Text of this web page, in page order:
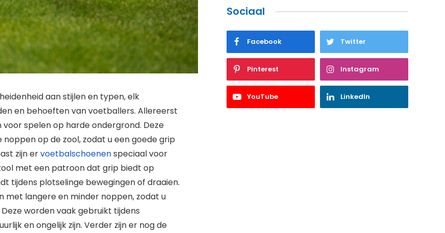
aan stijlen en typen, elk
en behoeften van voetballers. Allereerst
spelen op harde ondergrond. Deze
op de zool, zodat u een goede grip
zijn ervoetbalschoenenspeciaal voor
met een patroon dat grip biedt op
tijdens plotselinge bewegingen of draaien.
met langere en minder noppen, zodat u
worden vaak gebruikt tijdens
en ongelijk zijn. Verder zijn er nog de
Sociaal
Facebook Twitter
Pinterest Instagram
YouTube LinkedIn